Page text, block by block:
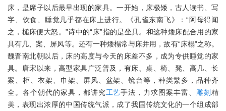
床，是席子以后最早出现的家具。一开始，床极矮，古人读书、写
字、饮食、睡觉几乎都在床上进行。《孔雀东南飞》：“阿母得闻
之，槌床便大怒。”诗中的“床”指的是坐具。和这种矮床配合用的家
具有几、案、屏风等。还有一种矮榻常与床并用，故有“床榻”之称。
魏晋南北朝以后，床的高度与今天的床差不多，成为专供睡觉的家
具。唐宋以来，高型家具广泛普及，有床、桌、椅、凳、高几、长
案、柜、衣架、巾架、屏风、盆架、镜台等，种类繁多，品种齐
全。各个朝代的家具，都讲究工艺手法，力求图案丰富、 雕刻精
美，表现出浓厚的中国传统气派，成了我国传统文化的一个组成部